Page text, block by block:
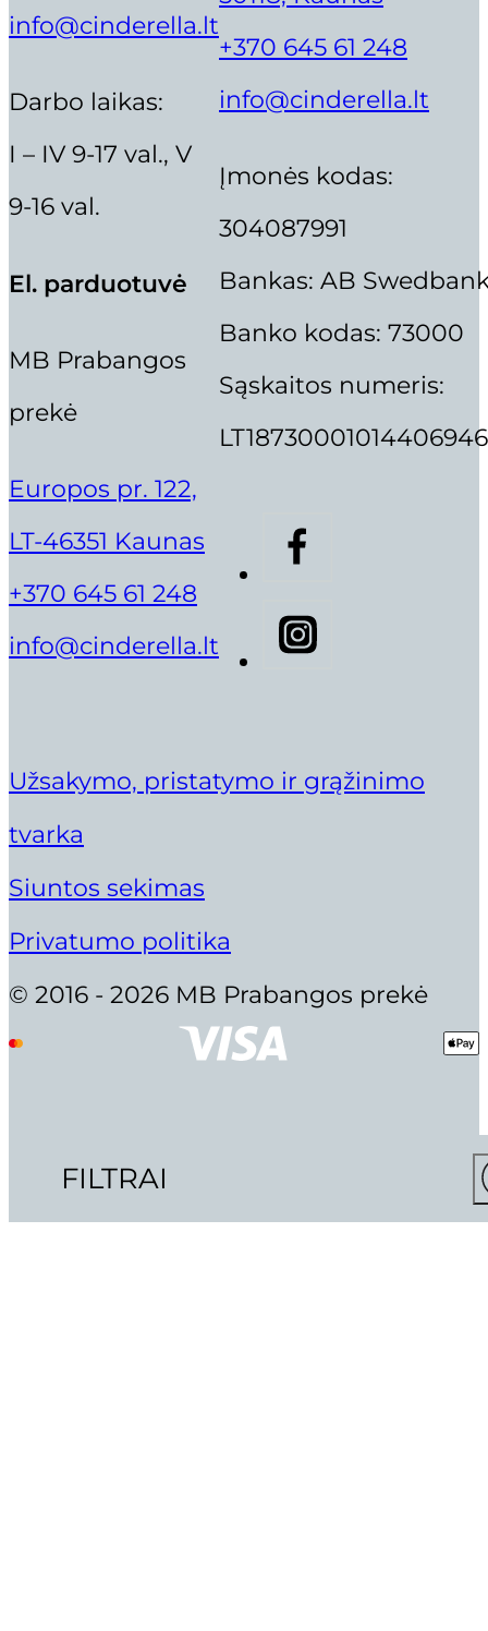
info@cinderella.lt
Darbo laikas:
I – IV 9-17 val., V
9-16 val.
El. parduotuvė
MB Prabangos
prekė
Europos pr. 122,
LT-46351 Kaunas
+370 645 61 248
info@cinderella.lt
+370 645 61 248
info@cinderella.lt
Įmonės kodas:
304087991
Bankas: AB
Banko kodas: 73000
Sąskaitos numeris:
© 2016 - 2026 MB Prabangos prekė
Privatumo politika
Užsakymo, pristatymo ir grąžinimo
tvarka
Siuntos sekimas
FILTRAI